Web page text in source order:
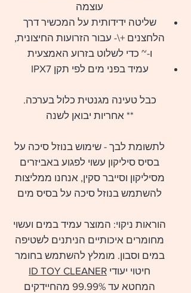
עוצמה
שליטה ידידותית על המכשיר דרך
הלחצנים +\- עבור הזרועות החיצונית,
ו-~ כדי לשלוט בזרוע האמצעית
עמיד בפני מים לפי תקן IPX7
כבל טעינה מגנטית כלול בערכה.
** אחריות יבואן לשנה
לתשומת לבך - שימוש בנוזל סיכה על
בסיס סיליקון עשוי לפגוע באביזרים
מסיליקון וסייבר סקין, אנחנו ממליצות
להשתמש בנוזל סיכה על בסיס מים
הוראות ניקוי: המוצר עמיד במים ועשוי
מחומרים איכותיים הניתנים לשטיפה
במים וסבון. מומלץ להשתמש בחומר
חיטוי יעודי ID TOY CLEANER
המחטא עד 99.99% מהחיידקים